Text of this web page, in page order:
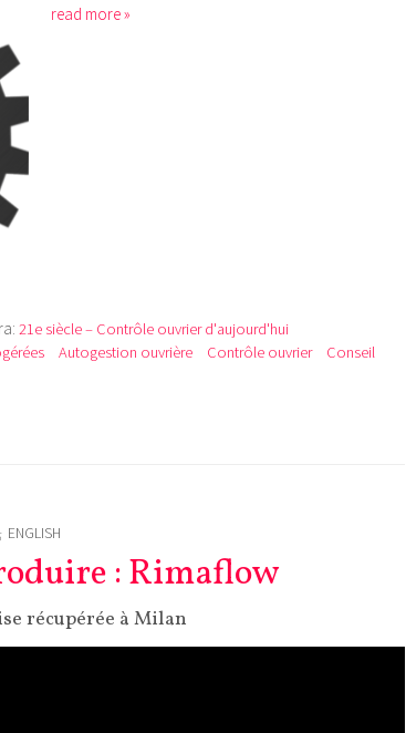
read more »
21e siècle – Contrôle ouvrier d'aujourd'hui
Autogestion ouvrière Contrôle ouvrier
Conseil
ENGLISH
: Rimaflow
récupérée à Milan